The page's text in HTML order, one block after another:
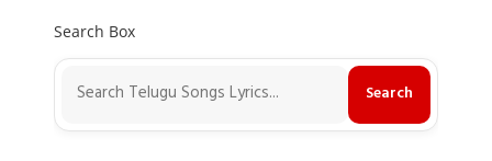
Search Box